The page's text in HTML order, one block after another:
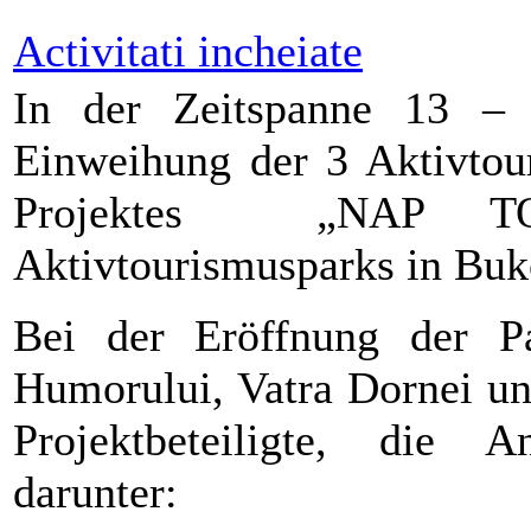
Activitati incheiate
In der Zeitspanne 13 –
Einweihung der 3
Projektes „NAP
Aktivtourismusparks in
Bei der Eröffnung der
Humorului, Vatra Dornei
Projektbeteiligte, die
darunter: